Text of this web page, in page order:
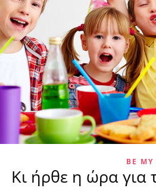
BE MY
Κι ήρθε η ώρα για